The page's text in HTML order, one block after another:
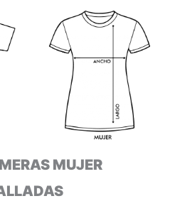
MUJER